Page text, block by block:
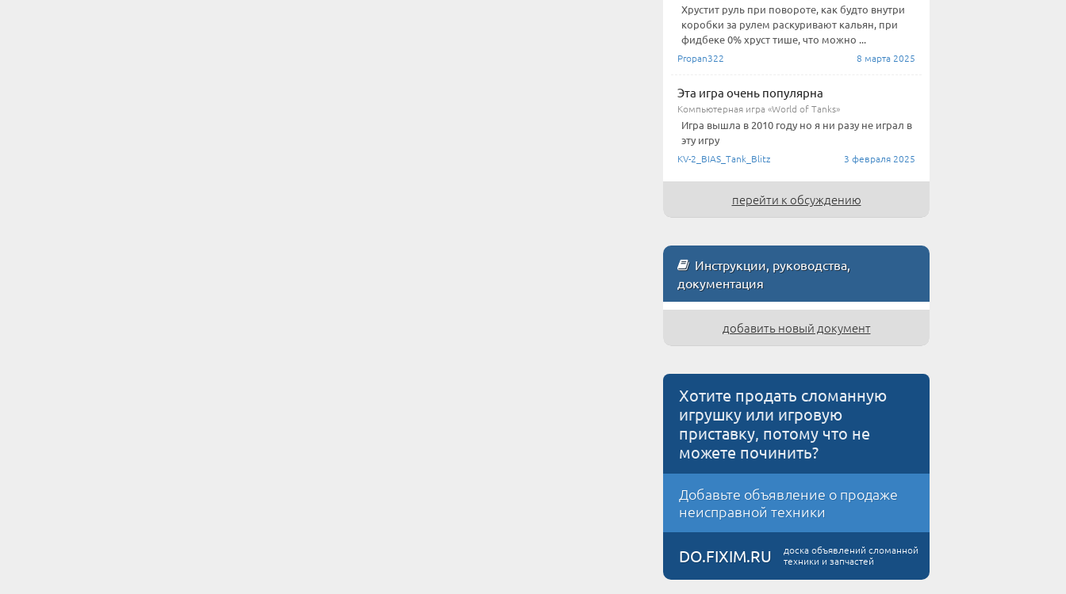
Хрустит руль при повороте, как будто внутри
коробки за рулем раскуривают кальян, при
фидбеке 0% хруст тише, что можно ...
Propan322 8 марта 2025
Эта игра очень популярна
Компьютерная игра «World of Tanks»
Игра вышла в 2010 году но я ни разу не играл в
эту игру
KV-2_BIAS_Tank_Blitz 3 февраля 2025
перейти к обсуждению
Инструкции, руководства,
документация
добавить новый документ
Хотите продать сломанную
игрушку или игровую
приставку, потому что не
можете починить?
Добавьте объявление о продаже
неисправной техники
DO.FIXIM.RU
доска объявлений сломанной
техники и запчастей